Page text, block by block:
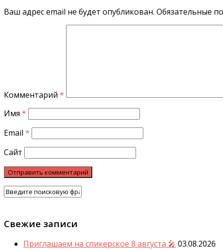
Ваш адрес email не будет опубликован. Обязательные
Комментарий *
Имя *
Email *
Сайт
Свежие записи
Приглашаем на спикерское 8 августа 🎤 03.08.2026